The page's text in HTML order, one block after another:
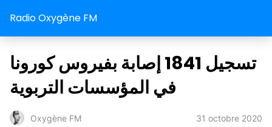
Radio Oxygène FM
تسجيل 1841 إصابة بفيروس كورونا
في المؤسسات التربوية
Oxygène FM 31 octobre 2020